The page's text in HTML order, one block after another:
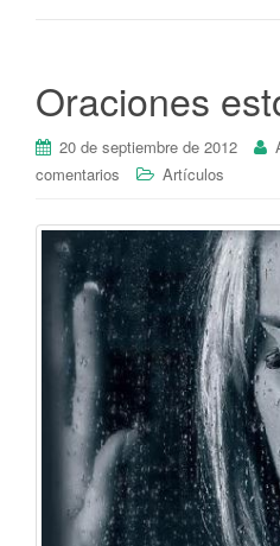
Oraciones
20 de septiembre de 2012
comentarios
Artículos